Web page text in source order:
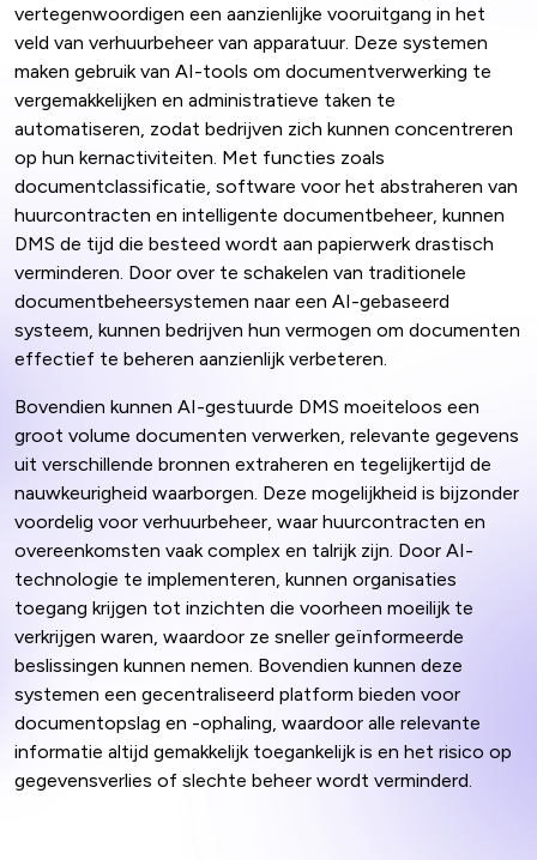
vertegenwoordigen een aanzienlijke vooruitgang in het
veld van verhuurbeheer van apparatuur. Deze systemen
maken gebruik van AI-tools om documentverwerking te
vergemakkelijken en administratieve taken te
automatiseren, zodat bedrijven zich kunnen concentreren
op hun kernactiviteiten. Met functies zoals
documentclassificatie, software voor het abstraheren van
huurcontracten en intelligente documentbeheer, kunnen
DMS de tijd die besteed wordt aan papierwerk drastisch
verminderen. Door over te schakelen van traditionele
documentbeheersystemen naar een AI-gebaseerd
systeem, kunnen bedrijven hun vermogen om documenten
effectief te beheren aanzienlijk verbeteren.
Bovendien kunnen AI-gestuurde DMS moeiteloos een
groot volume documenten verwerken, relevante gegevens
uit verschillende bronnen extraheren en tegelijkertijd de
nauwkeurigheid waarborgen. Deze mogelijkheid is bijzonder
voordelig voor verhuurbeheer, waar huurcontracten en
overeenkomsten vaak complex en talrijk zijn. Door AI-
technologie te implementeren, kunnen organisaties
toegang krijgen tot inzichten die voorheen moeilijk te
verkrijgen waren, waardoor ze sneller geïnformeerde
beslissingen kunnen nemen. Bovendien kunnen deze
systemen een gecentraliseerd platform bieden voor
documentopslag en -ophaling, waardoor alle relevante
informatie altijd gemakkelijk toegankelijk is en het risico op
gegevensverlies of slechte beheer wordt verminderd.